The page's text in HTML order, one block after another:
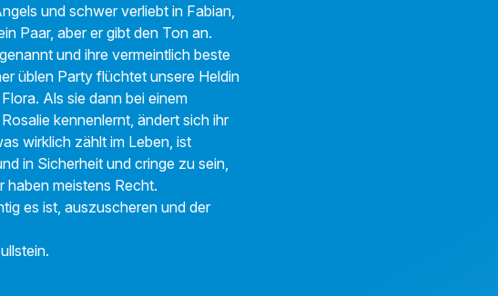
und schwer verliebt in Fabian,
Paar, aber er gibt den Ton an.
und ihre vermeintlich beste
üblen Party flüchtet unsere Heldin
Als sie dann bei einem
kennenlernt, ändert sich ihr
wirklich zählt im Leben, ist
in Sicherheit und cringe zu sein,
haben meistens Recht.
es ist, auszuscheren und der